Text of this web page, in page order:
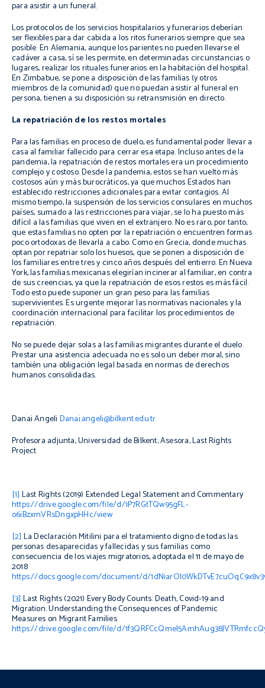
para asistir a un funeral.
Los protocolos de los servicios hospitalarios y funerarios deberían
ser flexibles para dar cabida a los ritos funerarios siempre que sea
posible. En Alemania, aunque los parientes no pueden llevarse el
cadáver a casa, sí se les permite, en determinadas circunstancias o
lugares, realizar los rituales funerarios en la habitación del hospital.
En Zimbabue, se pone a disposición de las familias (y otros
miembros de la comunidad) que no puedan asistir al funeral en
persona, tienen a su disposición su retransmisión en directo.
La repatriación de los restos mortales
Para las familias en proceso de duelo, es fundamental poder llevar a
casa al familiar fallecido para cerrar esa etapa. Incluso antes de la
pandemia, la repatriación de restos mortales era un procedimiento
complejo y costoso. Desde la pandemia, estos se han vuelto más
costosos aún y más burocráticos, ya que muchos Estados han
establecido restricciones adicionales para evitar contagios. Al
mismo tiempo, la suspensión de los servicios consulares en muchos
países, sumado a las restricciones para viajar, se lo ha puesto más
difícil a las familias que viven en el extranjero. No es raro, por tanto,
que estas familias no opten por la repatriación o encuentren formas
poco ortodoxas de llevarla a cabo. Como en Grecia, donde muchas
optan por repatriar solo los huesos, que se ponen a disposición de
los familiares entre tres y cinco años después del entierro. En Nueva
York, las familias mexicanas elegirían incinerar al familiar, en contra
de sus creencias, ya que la repatriación de esos restos es más fácil.
Todo esto puede suponer un gran peso para las familias
supervivientes. Es urgente mejorar las normativas nacionales y la
coordinación internacional para facilitar los procedimientos de
repatriación.
No se puede dejar solas a las familias migrantes durante el duelo.
Prestar una asistencia adecuada no es solo un deber moral, sino
también una obligación legal basada en normas de derechos
humanos consolidadas.
Danai Angeli Danai.angeli@bilkent.edu.tr
Profesora adjunta, Universidad de Bilkent; Asesora, Last Rights
Project
[1] Last Rights (2019) Extended Legal Statement and Commentary
https://drive.google.com/file/d/1P7RGtTQw95gFL-
o6iBzxmVRsDngxpHHc/view
[2] La Declaración Mitilini para el tratamiento digno de todas las
personas desaparecidas y fallecidas y sus familias como
consecuencia de los viajes migratorios, adoptada el 11 de mayo de
2018
https://docs.google.com/document/d/
[3] Last Rights (2021) Every Body Counts: Death, Covid-19 and
Migration. Understanding the Consequences of Pandemic
Measures on Migrant Families
https://drive.google.com/file/d/